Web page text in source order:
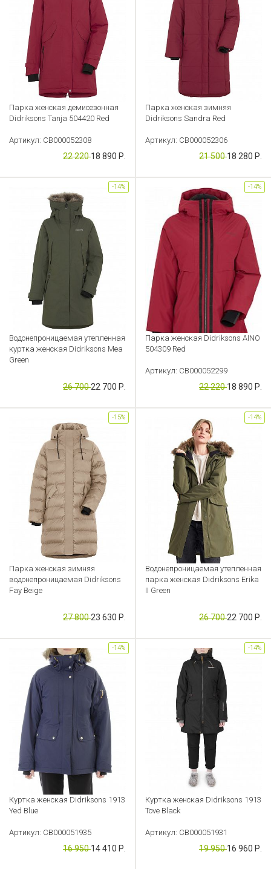
Парка женская демисезонная
Didriksons Tanja 504420 Red
Артикул: CB000052308
22 22018 890 Р.
Парка женская зимняя
Didriksons Sandra Red
Артикул: CB000052306
21 50018 280 Р.
Водонепроницаемая утепленная
куртка женская Didriksons Mea
Green
Артикул: CB000052303
26 70022 700 Р.
-14%
Парка женская Didriksons AINO
504309 Red
Артикул: CB000052299
22 22018 890 Р.
-14%
Парка женская зимняя
водонепроницаемая Didriksons
Fay Beige
Артикул: CB000052294
27 80023 630 Р.
-15%
Водонепроницаемая утепленная
парка женская Didriksons Erika
II Green
Артикул: CB000052009
26 70022 700 Р.
-14%
Куртка женская Didriksons 1913
Yed Blue
Артикул: CB000051935
16 95014 410 Р.
-14%
Куртка женская Didriksons 1913
Tove Black
Артикул: CB000051931
19 95016 960 Р.
-14%